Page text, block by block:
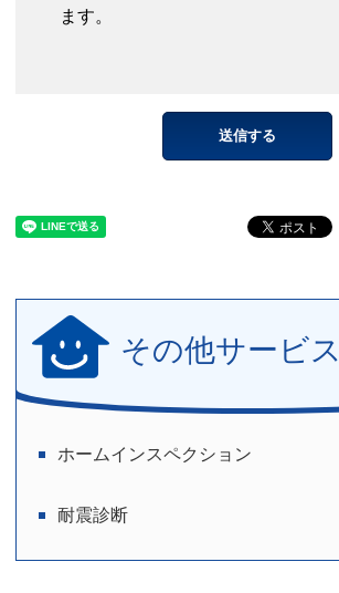
ます。
その他サービス
ホームインスペクション
耐震診断